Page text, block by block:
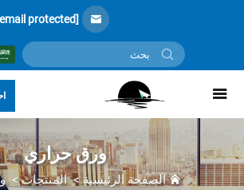
[email protected]
ورق حراري
الصفحة الرئيسية>المنتجات>